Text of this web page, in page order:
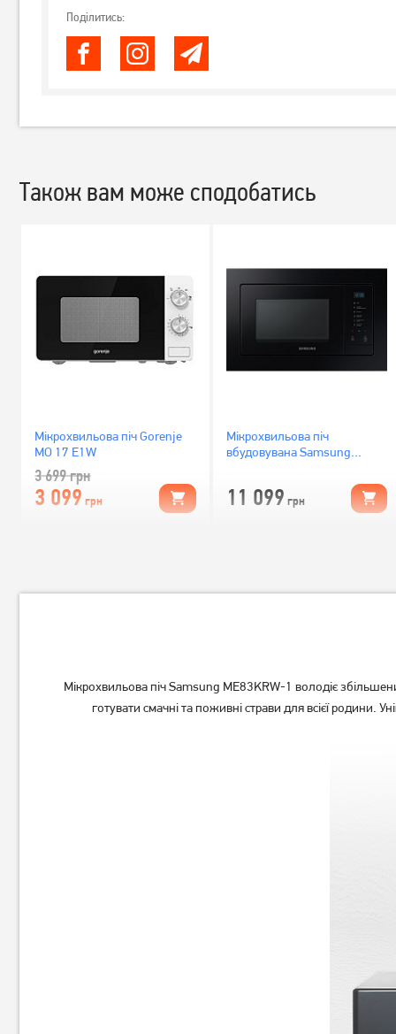
Поділитись:
Також вам може сподобатись
Мікрохвильова піч Gorenje
MO 17 E1W
3 699грн
3 099 грн
Мікрохвильова піч
вбудовувана Samsung
11 099 грн
Мікрохвильова піч Samsung ME83KRW-1 володіє
готувати смачні та поживні страви для всієї родини.